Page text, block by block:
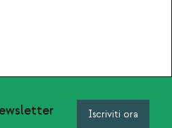
Iscriviti ora